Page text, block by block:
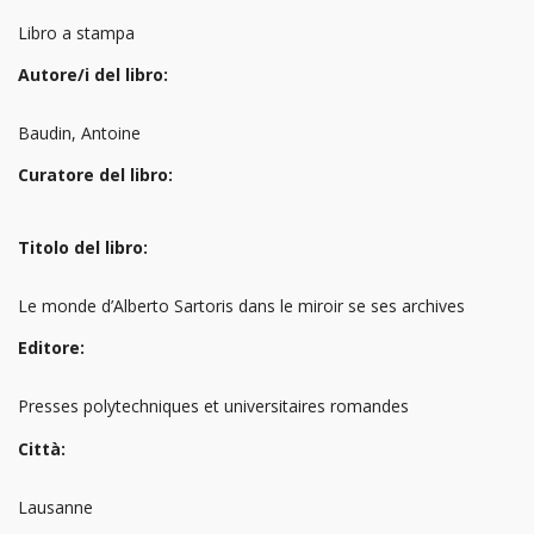
Libro a stampa
Autore/i del libro:
Baudin, Antoine
Curatore del libro:
Titolo del libro:
Le monde d’Alberto Sartoris dans le miroir se ses archives
Editore:
Presses polytechniques et universitaires romandes
Città:
Lausanne